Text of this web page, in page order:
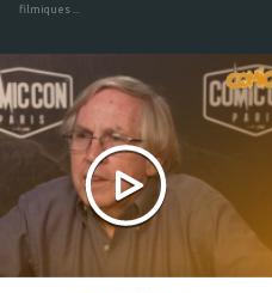
filmiques ...